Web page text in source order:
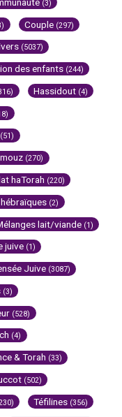
(3)
Couple (297)
(5037)
des enfants (244)
Hassidout (4)
(51)
(270)
haTorah (220)
(2)
lait/viande (1)
juive (1)
Juive (3087)
(3)
(528)
(4)
& Torah (33)
(502)
Téfilines (356)